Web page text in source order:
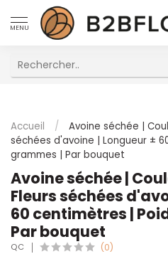
MENU
Accueil /
Avoine séchée |
séchées d'avoine | Longueur ±
grammes | Par bouquet
Avoine séchée |
Fleurs séchées
60 centimètres |
Par bouquet
QC (0)